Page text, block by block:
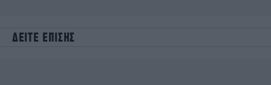
ΔΕΙΤΕ ΕΠΙΣΗΣ